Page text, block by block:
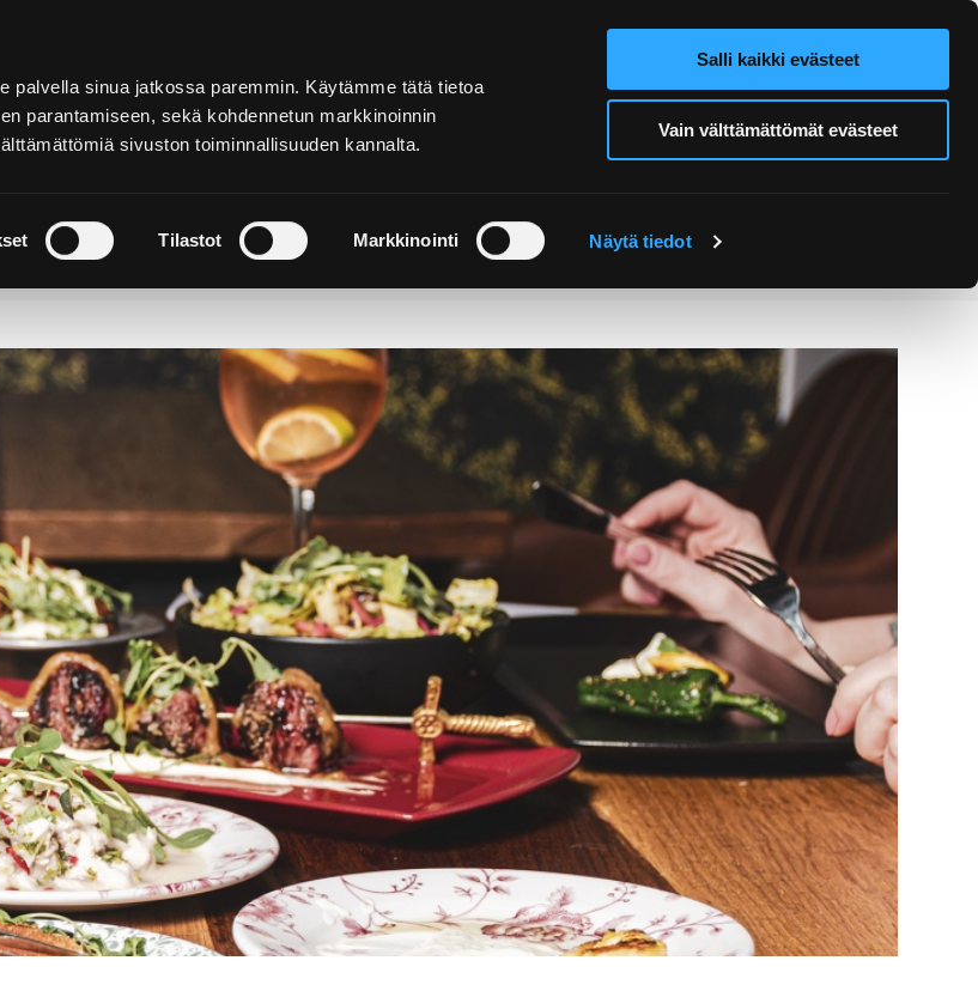
palvella sinua jatkossa paremmin. Käytämme tätä tietoa
parantamiseen, sekä kohdennetun markkinoinnin
sivuston toiminnallisuuden kannalta.
Tilastot Markkinointi Näytä tiedot
Salli kaikki evästeet
Vain välttämättömät evästeet
Hae sivustolta